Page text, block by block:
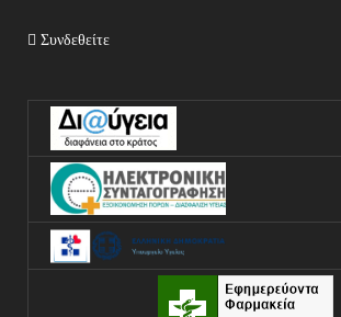
Συνδεθείτε